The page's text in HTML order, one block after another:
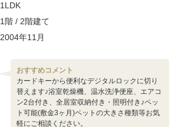
1LDK
1階 / 2階建て
2004年11月
おすすめコメント
カードキーから便利なデジタルロックに切り
替えます♪浴室乾燥機、温水洗浄便座、エアコ
ン2台付き、全居室収納付き・照明付き♪ペッ
ト可能(敷金3ヶ月)ペットの大きさ種類等お気
軽にご相談ください。